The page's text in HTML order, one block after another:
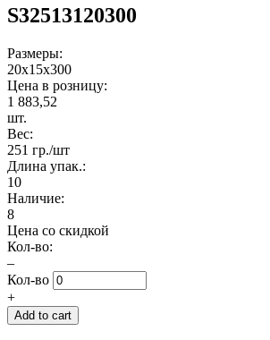
S32513120300
Размеры:
20x15x300
Цена в розницу:
1 883,52
шт.
Вес:
251 гр./шт
Длина упак.:
10
Наличие:
8
Цена со скидкой
Кол-во:
–
Кол-во
+